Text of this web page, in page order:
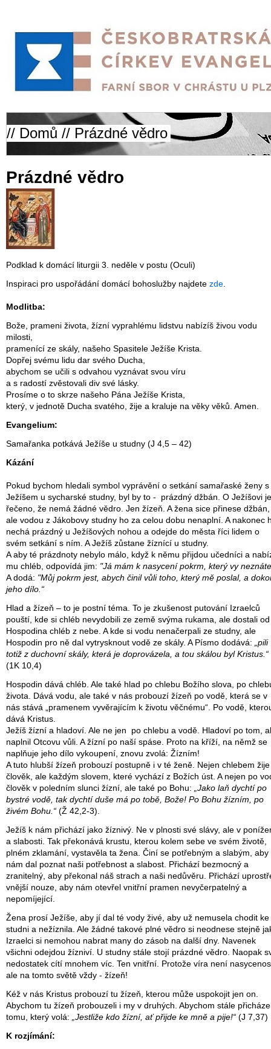
// Domů // Prázdné vědro
Prázdné vědro
Podklad k domácí liturgii 3. neděle v postu (Oculi)
Inspiraci pro uspořádání domácí bohoslužby najdete zde.
Modlitba:
Bože, prameni života, žízní vyprahlému lidstvu nabízíš živou vodu
milosti,
pramenící ze skály, našeho Spasitele Ježíše Krista.
Dopřej svému lidu dar svého Ducha,
abychom se učili s odvahou vyznávat svou víru
a s radostí zvěstovali div své lásky.
Prosíme o to skrze našeho Pána Ježíše Krista,
který, v jednotě Ducha svatého, žije a kraluje na věky věků. Amen.
Evangelium:
Samařanka potkává Ježíše u studny (J 4,5 – 42)
Kázání
Pokud bychom hledali symbol vyprávění o setkání samařaské ženy s
Ježíšem u sycharské studny, byl by to - prázdný džbán. O Ježíšovi je
řečeno, že nemá žádné vědro. Jen žízeň. A žena sice přinese džbán,
ale vodou z Jákobovy studny ho za celou dobu nenaplní. A nakonec
nechá prázdný u Ježíšových nohou a odejde do města říci lidem o
svém setkání s ním. A Ježíš zůstane žíznící u studny.
A aby té prázdnoty nebylo málo, když k němu přijdou učedníci a
mu chléb, odpovídá jim: "Já mám k nasycení pokrm, který vy
A dodá: "Můj pokrm jest, abych činil vůli toho, který mě poslal, a
jeho dílo.“
Hlad a žízeň – to je postní téma. To je zkušenost putování Izraelců
pouští, kde si chléb nevydobili ze země svýma rukama, ale dostali od
Hospodina chléb z nebe. A kde si vodu nenačerpali ze studny, ale
Hospodin pro ně dal vytrysknout vodě ze skály. A Písmo dodává: „pili
totiž z duchovní skály, která je doprovázela, a tou skálou byl Kristus.“
(1K 10,4)
Hospodin dává chléb. Ale také hlad po chlebu Božího slova, po
života. Dává vodu, ale také v nás probouzí žízeň po vodě, která se v
nás stává „pramenem vyvěrajícím k životu věčnému“. Po vodě,
dává Kristus.
Ježíš žízní a hladoví. Ale ne jen po chlebu a vodě. Hladoví po tom,
naplnil Otcovu vůli. A žízní po naší spáse. Proto na kříží, na němž se
naplňuje jeho dílo vykoupení, znovu zvolá: Žízním!
A tuto hlubší žízeň probouzí postupně i v té ženě. Nejen chlebem žije
člověk, ale každým slovem, které vychází z Božích úst. A nejen po
člověk v poledním slunci žízní, ale také po Bohu: „Jako laň dychtí po
bystré vodě, tak dychtí duše má po tobě, Bože! Po Bohu žízním, po
živém Bohu.“ (Ž 42,2-3).
Ježíš k nám přichází jako žíznivý. Ne v plnosti své slávy, ale v
a slabosti. Tak překonává krustu, kterou kolem sebe ve svém životě,
plném zklamání, vystavěla ta žena. Činí se potřebným a slabým, aby
nám dal poznat naši potřebnost a slabost. Přichází bezmocný a
zranitelný, aby překonal náš strach a naši nedůvěru. Přichází
vnější nouze, aby nám otevřel vnitřní pramen nevyčerpatelný a
nepomíjející.
Žena prosí Ježíše, aby jí dal té vody živé, aby už nemusela chodit ke
studni a nežíznila. Ale žádné takové plné vědro si neodnese stejně
Izraelci si nemohou nabrat many do zásob na další dny. Navenek
všichni odejdou žízniví. U studny stále stojí prázdné vědro. Naopak
nedostatek cítí mnohem víc. Ten vnitřní. Protože víra není
ale na tomto světě vždy - žízeň!
Kéž v nás Kristus probouzí tu žízeň, kterou může uspokojit jen on.
Abychom tu žízeň probouzeli i my v druhých. Abychom stále
tomu, který volá: „Jestliže kdo žízní, ať přijde ke mně a pije!“ (J 7,37)
K rozjímání: